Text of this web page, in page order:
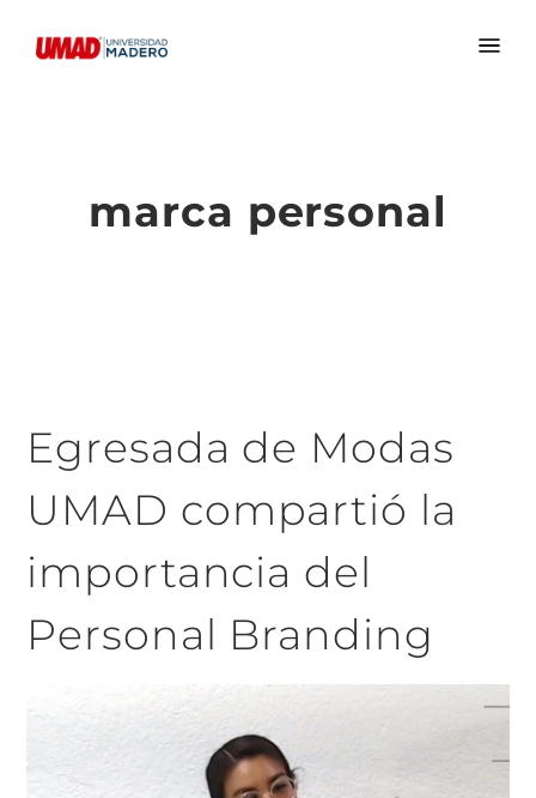
marca personal
Egresada de Modas
UMAD compartió la
importancia del
Personal Branding